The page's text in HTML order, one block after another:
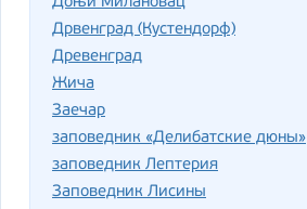
Дрвенград (Кустендорф)
Древенград
Жича
Заечар
заповедник «Делибатские дюны»
заповедник Лептерия
Заповедник Лисины